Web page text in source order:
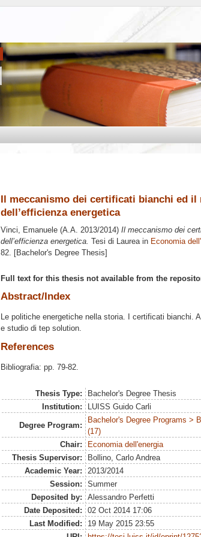
Il meccanismo dei certificati bianchi ed il
dell’efficienza energetica
Vinci, Emanuele (A.A. 2013/2014) Il meccanismo dei
dell’efficienza energetica. Tesi di Laurea in Economia
82. [Bachelor's Degree Thesis]
Full text for this thesis not available from the
Abstract/Index
Le politiche energetiche nella storia. I certificati bianchi.
e studio di tep solution.
References
Bibliografia: pp. 79-82.
Thesis Type:
Bachelor's Degree Thesis
Institution:
LUISS Guido Carli
Degree Program:
Bachelor's Degree Programs >
(17)
Chair:
Economia dell'energia
Thesis Supervisor:
Bollino, Carlo Andrea
Academic Year:
2013/2014
Session:
Summer
Deposited by:
Alessandro Perfetti
Date Deposited:
02 Oct 2014 17:06
Last Modified:
19 May 2015 23:55